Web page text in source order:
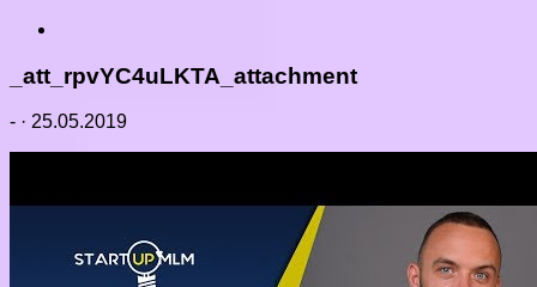
_att_rpvYC4uLKTA_attachment
- · 25.05.2019